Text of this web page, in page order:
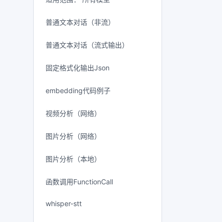
普通文本对话（非流）
普通文本对话（流式输出）
固定格式化输出Json
embedding代码例子
视频分析（网络）
图片分析（网络）
图片分析（本地）
函数调用FunctionCall
whisper-stt